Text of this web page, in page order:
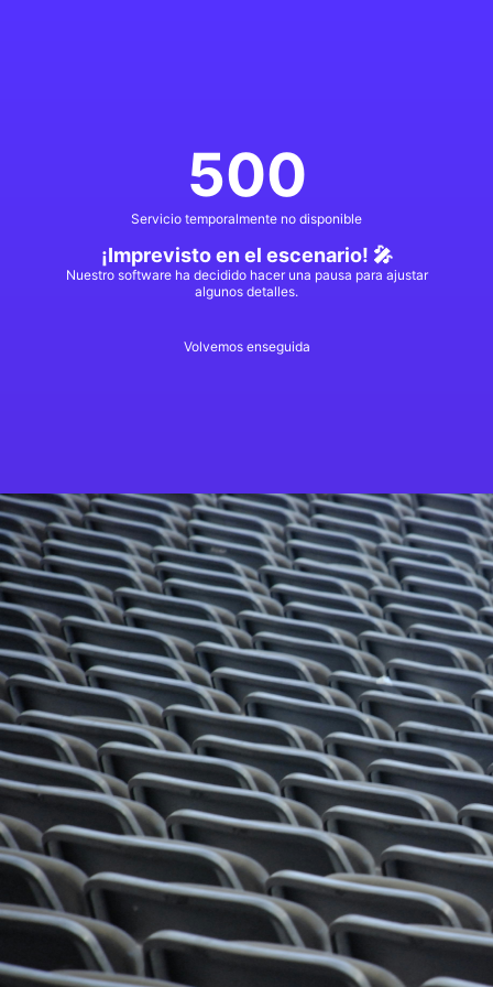
500
Servicio temporalmente no disponible
¡Imprevisto en el escenario! 🎤
Nuestro software ha decidido hacer una pausa para ajustar
algunos detalles.
Volvemos enseguida